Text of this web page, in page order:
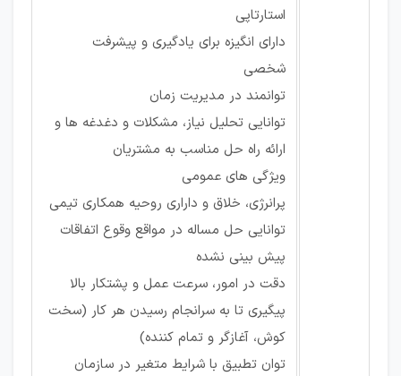
استارتاپی
دارای انگیزه برای یادگیری و پیشرفت
شخصی
توانمند در مدیریت زمان
توانایی تحلیل نیاز، مشکلات و دغدغه ها و
ارائه راه حل مناسب به مشتریان
ویژگی های عمومی
پرانرژی، خلاق و داراری روحیه همکاری تیمی
توانایی حل مساله در مواقع وقوع اتفاقات
پیش بینی نشده
دقت در امور، سرعت عمل و پشتکار بالا
پیگیری تا به سرانجام رسیدن هر کار (سخت
کوش، آغازگر و تمام کننده)
توان تطبیق با شرایط متغیر در سازمان